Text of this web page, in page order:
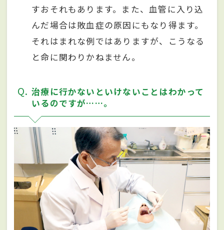
すおそれもあります。また、血管に入り込
んだ場合は敗血症の原因にもなり得ます。
それはまれな例ではありますが、こうなる
と命に関わりかねません。
Q
治療に行かないといけないことはわかって
いるのですが……。